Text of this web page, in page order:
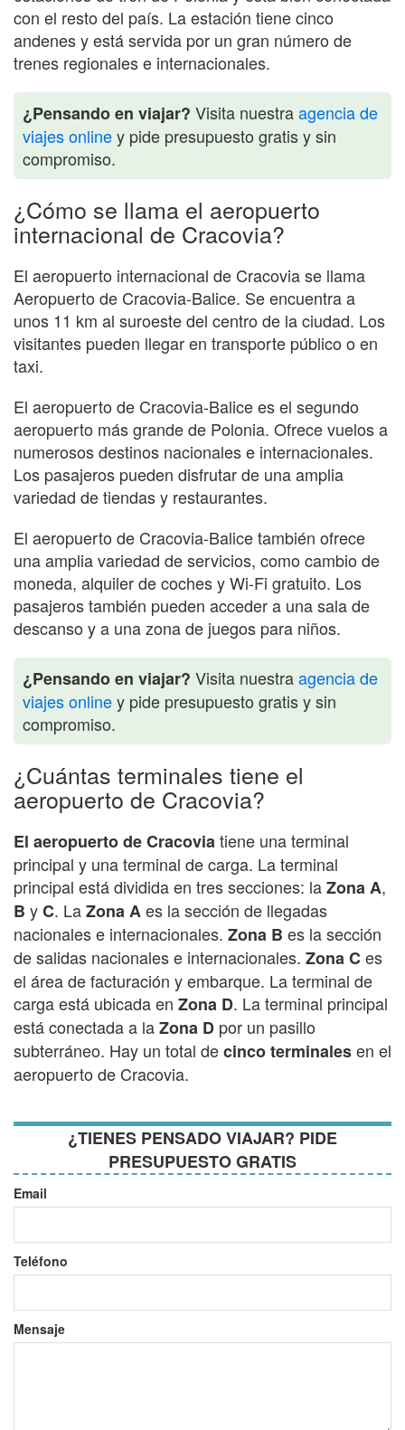
con el resto del país. La estación tiene cinco
andenes y está servida por un gran número de
trenes regionales e internacionales.
¿Pensando en viajar? Visita nuestraagencia de
viajes onliney pide presupuesto gratis y sin
compromiso.
¿Cómo se llama el aeropuerto
internacional de Cracovia?
El aeropuerto internacional de Cracovia se llama
Aeropuerto de Cracovia-Balice. Se encuentra a
unos 11 km al suroeste del centro de la ciudad. Los
visitantes pueden llegar en transporte público o en
taxi.
El aeropuerto de Cracovia-Balice es el segundo
aeropuerto más grande de Polonia. Ofrece vuelos a
numerosos destinos nacionales e internacionales.
Los pasajeros pueden disfrutar de una amplia
variedad de tiendas y restaurantes.
El aeropuerto de Cracovia-Balice también ofrece
una amplia variedad de servicios, como cambio de
moneda, alquiler de coches y Wi-Fi gratuito. Los
pasajeros también pueden acceder a una sala de
descanso y a una zona de juegos para niños.
¿Pensando en viajar? Visita nuestraagencia de
viajes onliney pide presupuesto gratis y sin
compromiso.
¿Cuántas terminales tiene el
aeropuerto de Cracovia?
El aeropuerto de Cracoviatiene una terminal
principal y una terminal de carga. La terminal
principal está dividida en tres secciones: laZona A,
B yC. LaZona Aes la sección de llegadas
nacionales e internacionales. Zona B es la sección
de salidas nacionales e internacionales. Zona Ces
el área de facturación y embarque. La terminal de
carga está ubicada en Zona D. La terminal principal
está conectada a laZona D por un pasillo
subterráneo. Hay un total decinco terminalesen el
aeropuerto de Cracovia.
¿TIENES PENSADO VIAJAR? PIDE
PRESUPUESTO GRATIS
Email
Teléfono
Mensaje